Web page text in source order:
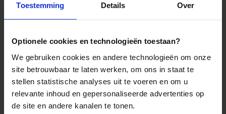
Toestemming Details Over
Optionele cookies en technologieën toestaan?
We gebruiken cookies en andere technologieën om onze
site betrouwbaar te laten werken, om ons in staat te
stellen statistische analyses uit te voeren en om u
relevante inhoud en gepersonaliseerde advertenties op
de site en andere kanalen te tonen.
Bestemmingen
Reis- en annuleringsvoorwaarden
Veelgestelde vragen
Inloggen op mijn.Shoestring
Reisthema's